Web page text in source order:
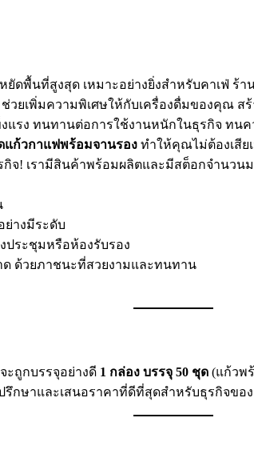
ยัดพื้นที่สูงสุด เหมาะอย่างยิ่งสำหรับคาเฟ่ ร้
วยเพิ่มความพิเศษให้กับเครื่องดื่มของคุณ ส
รง ทนทานต่อการใช้งานหนักในธุรกิจ ทนค
แก้วกาแฟพร้อมจานรอง ทำให้คุณไม่ต้องเสีย
กิจ! เรามีสินค้าพร้อมผลิตและมีสต็อกจำนว
ย่างมีระดับ
ประชุมหรือห้องรับรอง
ด ด้วยภาชนะที่สวยงามและทนทาน
ะถูกบรรจุอย่างดี 1 กล่อง บรรจุ 50 ชุด (แก้วพ
รึกษาและเสนอราคาที่ดีที่สุดสำหรับธุรกิจขอ